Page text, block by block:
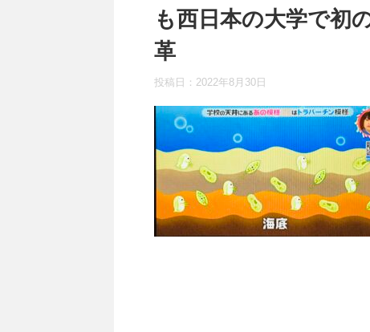
も西日本の大学で初
革
投稿日： 2022年8月30日